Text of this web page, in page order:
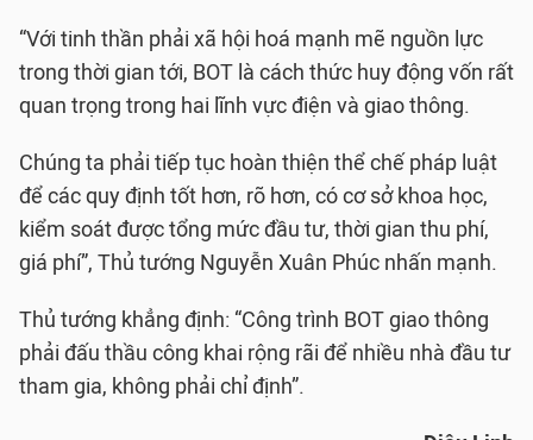
“Với tinh thần phải xã hội hoá mạnh mẽ nguồn lực
trong thời gian tới, BOT là cách thức huy động vốn rất
quan trọng trong hai lĩnh vực điện và giao thông.
Chúng ta phải tiếp tục hoàn thiện thể chế pháp luật
để các quy định tốt hơn, rõ hơn, có cơ sở khoa học,
kiểm soát được tổng mức đầu tư, thời gian thu phí,
giá phí”, Thủ tướng Nguyễn Xuân Phúc nhấn mạnh.
Thủ tướng khẳng định: “Công trình BOT giao thông
phải đấu thầu công khai rộng rãi để nhiều nhà đầu tư
tham gia, không phải chỉ định”.